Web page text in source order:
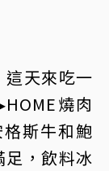
天來吃一
燒肉
斯牛和鮑
，飲料冰